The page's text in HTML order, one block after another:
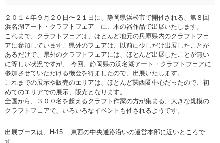
２０１４年９月２０日〜２１日に、静岡県浜松市で開催される、 第８回
浜名湖アート・クラフトフェア―に、木の器作品で出展いたします。
これまで、クラフトフェアは、ほとんど地元の兵庫県内のクラフトフェ
アに参加しています。県外のフェアは、以前に少しだけ出展したことが
あるだけで、県外のクラフトフェアには、ほとんど出展したことが無い
に等しい状況ですが、 今回、静岡県の浜名湖アート・クラフトフェアに
参加させていただける機会を得ましたので、出展いたします。
これまでの展示や販売のエリアは、ほとんど関西圏中心だったので、初
めてのエリアでの展示、販売となります。
全国から、３００名を超えるクラフト作家の方が集まる、大きな規模の
クラフトフェアで、いろいろなイベントも催されるようです。
出展ブースは、H-15 東西の中央通路沿いの運営本部に近いところで
す。